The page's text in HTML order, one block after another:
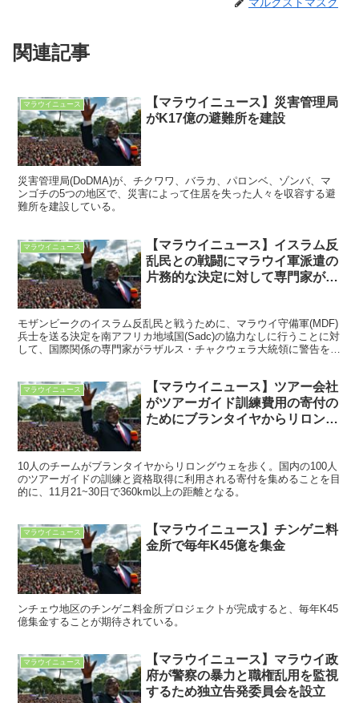
関連記事
マラウイニュース
【マラウイニュース】災害管理局
がK17億の避難所を建設
災害管理局(DoDMA)が、チクワワ、バラカ、パロンベ、ゾンバ、マ
ンゴチの5つの地区で、災害によって住居を失った人々を収容する避
難所を建設している。
マラウイニュース
【マラウイニュース】イスラム反
乱民との戦闘にマラウイ軍派遣の
片務的な決定に対して専門家がチ
モザンビークのイスラム反乱民と戦うために、マラウイ守備軍(MDF)
兵士を送る決定を南アフリカ地域国(Sadc)の協力なしに行うことに対
して、国際関係の専門家がラザルス・チャクウェラ大統領に警告をし
マラウイニュース
【マラウイニュース】ツアー会社
がツアーガイド訓練費用の寄付の
ためにブランタイヤからリロング
10人のチームがブランタイヤからリロングウェを歩く。国内の100人
のツアーガイドの訓練と資格取得に利用される寄付を集めることを目
的に、11月21~30日で360km以上の距離となる。
マラウイニュース
【マラウイニュース】チンゲニ料
金所で毎年K45億を集金
ンチェウ地区のチンゲニ料金所プロジェクトが完成すると、毎年K45
億集金することが期待されている。
マラウイニュース
【マラウイニュース】マラウイ政
府が警察の暴力と職権乱用を監視
するため独立告発委員会を設立